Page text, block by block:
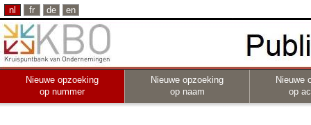
nl fr de en
Nieuwe opzoeking
op nummer
Nieuwe opzoeking
op naam
Nieuwe
op